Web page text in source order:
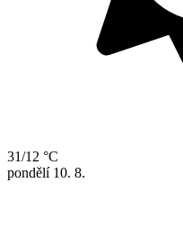
31/12 °C
pondělí 10. 8.